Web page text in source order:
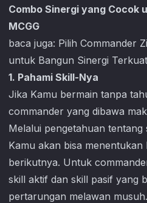
Combo Sinergi yang Cocok
MCGG
baca juga: Pilih Commander
untuk Bangun Sinergi Terkuat
1. Pahami Skill-Nya
Jika Kamu bermain tanpa
commander yang dibawa
Melalui pengetahuan tentang
Kamu akan bisa
berikutnya. Untuk
skill aktif dan skill pasif yang
pertarungan melawan musuh.